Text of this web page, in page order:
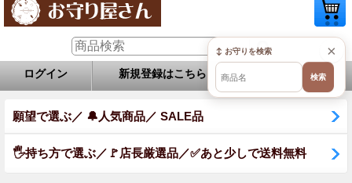
ログイン 新規登録はこちら お問い合せ
願望で選ぶ／ 🔔人気商品／ SALE品
🖐️持ち方で選ぶ／🚩店長厳選品／✅あと少しで送料無料
×
↕ お守りを検索
検索